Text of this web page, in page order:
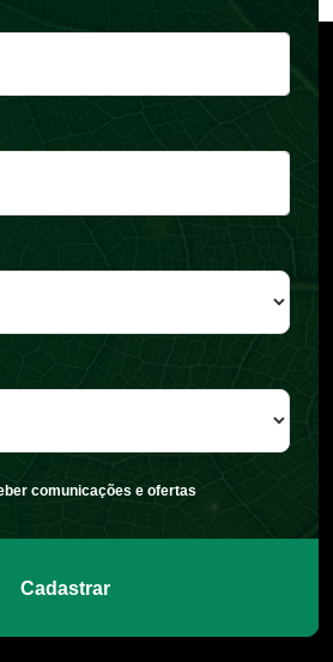
comunicações e ofertas
Cadastrar